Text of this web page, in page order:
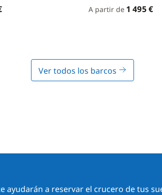
A partir de 1 495 €
Ver todos los barcos
ayudarán a reservar el crucero de tus